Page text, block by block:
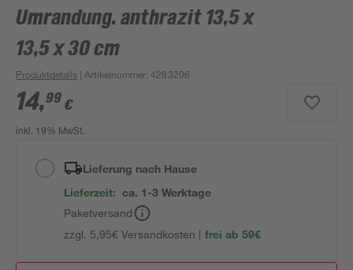
Umrandung. anthrazit 13,5 x
13,5 x 30 cm
Produktdetails | Artikelnummer:4283206
14,99 €
inkl. 19% MwSt.
Lieferung nach Hause
Lieferzeit: ca. 1-3 Werktage
Paketversand
zzgl. 5,95€ Versandkosten | frei ab 59€